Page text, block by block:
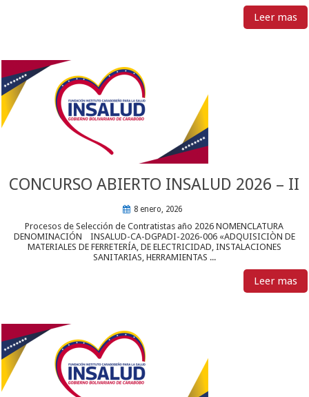
Leer mas
CONCURSO ABIERTO INSALUD 2026 – II
8 enero, 2026
Procesos de Selección de Contratistas año 2026 NOMENCLATURA
DENOMINACIÓN INSALUD-CA-DGPADI-2026-006 «ADQUISICIÒN DE
MATERIALES DE FERRETERÍA, DE ELECTRICIDAD, INSTALACIONES
SANITARIAS, HERRAMIENTAS ...
Leer mas